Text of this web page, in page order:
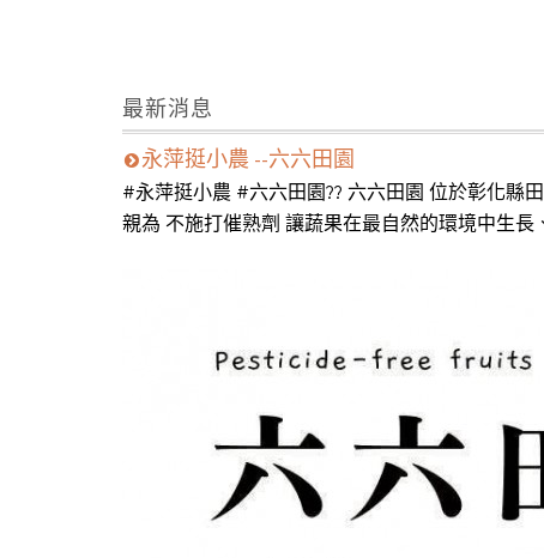
最新消息
永萍挺小農 --六六田園
#永萍挺小農 #六六田園?? 六六田園 位於彰化縣
親為 不施打催熟劑 讓蔬果在最自然的環境中生